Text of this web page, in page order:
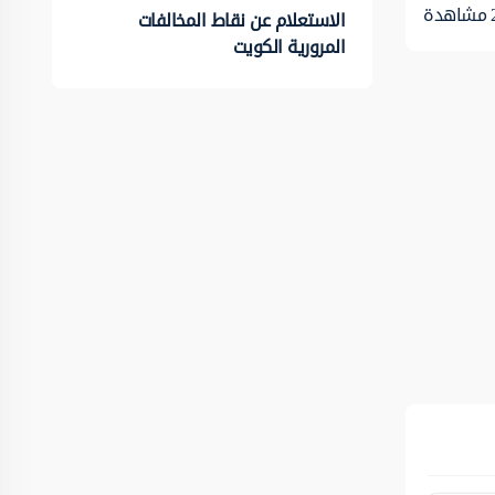
مشاهدة الاستعلام عن نقاط المخالفات
المرورية الكويت